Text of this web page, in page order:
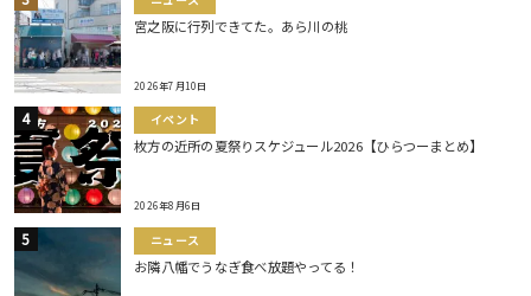
宮之阪に行列できてた。あら川の桃
2026年7月10日
イベント
枚方の近所の夏祭りスケジュール2026【ひらつーまとめ】
2026年8月6日
ニュース
お隣八幡でうなぎ食べ放題やってる！